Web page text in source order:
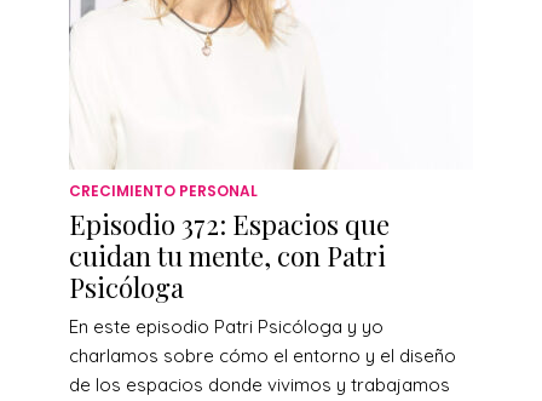
CRECIMIENTO PERSONAL
Episodio 372: Espacios que
cuidan tu mente, con Patri
Psicóloga
En este episodio Patri Psicóloga y yo
charlamos sobre cómo el entorno y el diseño
de los espacios donde vivimos y trabajamos